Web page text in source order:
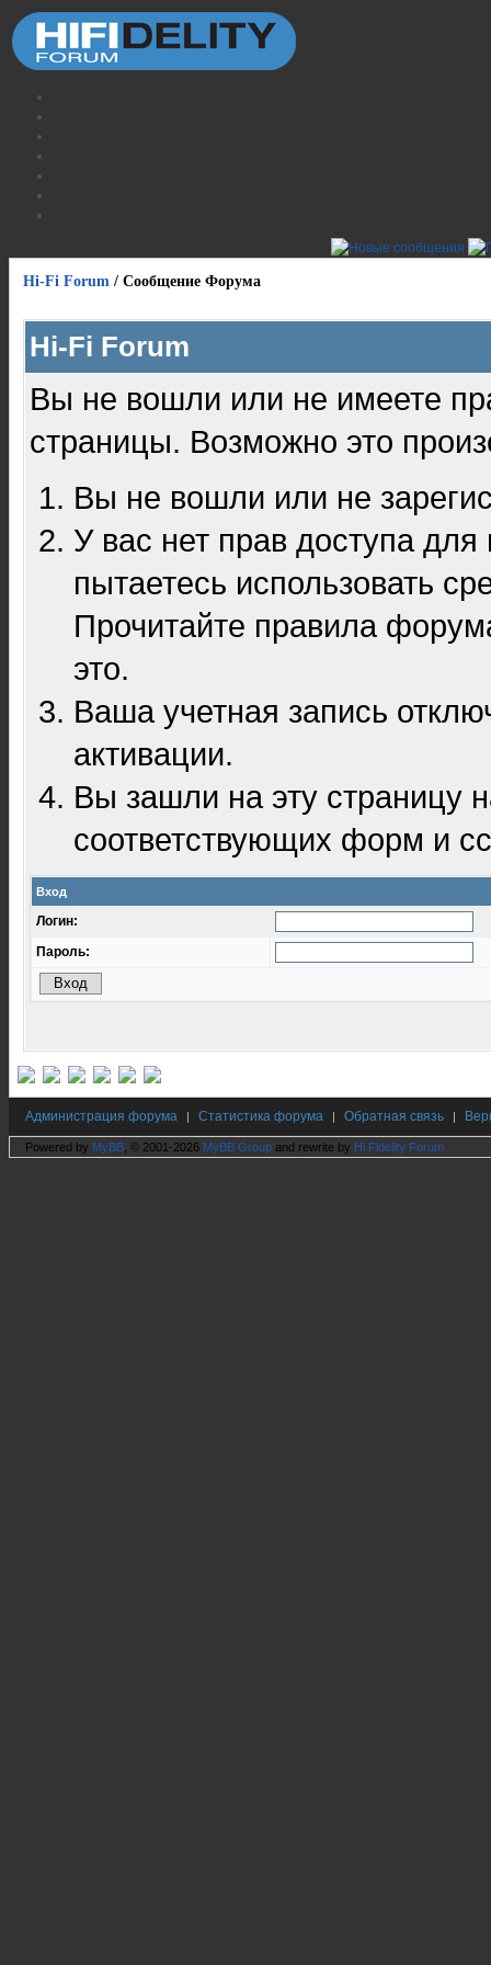
Hi-Fi Forum / Сообщение Форума
Hi-Fi Forum
Вы не вошли или не имеете
страницы. Возможно это
Вы не вошли или не
У вас нет прав доступа
пытаетесь использовать
Прочитайте правила
это.
Ваша учетная запись
активации.
Вы зашли на эту
соответствующих форм и
Вход
Логин:
Пароль:
Администрация форума | Статистика форума | Обратная связь |
Powered by MyBB , © 2001-2026 MyBB Group and rewrite by Hi Fidelity Forum